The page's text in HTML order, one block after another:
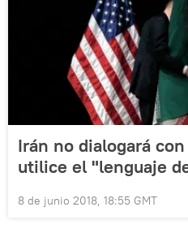
Irán no dialogará
utilice el "lenguaje
8 de junio 2018, 18:55 GMT